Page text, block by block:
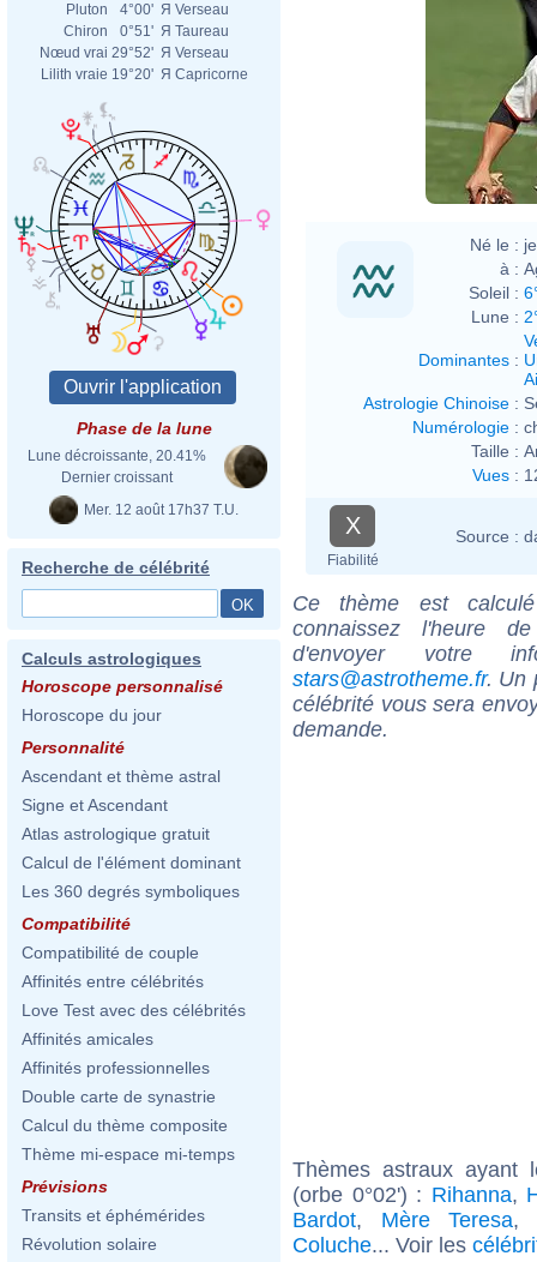
Pluton
4°00' Я Verseau
Chiron
0°51' Я Taureau
Nœud vrai 29°52' Я Verseau
Lilith vraie 19°20' Я Capricorne
Phase de la lune
Lune décroissante, 20.41%
Dernier croissant
Mer. 12 août 17h37 T.U.
Recherche de célébrité
Calculs astrologiques
Horoscope personnalisé
Horoscope du jour
Personnalité
Ascendant et thème astral
Signe et Ascendant
Atlas astrologique gratuit
Calcul de l'élément dominant
Les 360 degrés symboliques
Compatibilité
Compatibilité de couple
Affinités entre célébrités
Love Test avec des célébrités
Affinités amicales
Affinités professionnelles
Double carte de synastrie
Calcul du thème composite
Thème mi-espace mi-temps
Prévisions
Transits et éphémérides
Révolution solaire
Né le :
à :
Soleil :
Lune :
Dominantes :
Astrologie Chinoise :
Numérologie :
Taille :
Vues :
X
Fiabilité
Source :
Ce thème est
connaissez l'heure
d'envoyer votre
stars@astrotheme.fr. Un
célébrité vous sera
demande.
Thèmes astraux ayant
(orbe 0°02') : Rihanna,
Bardot, Mère Teresa,
Coluche... Voir les